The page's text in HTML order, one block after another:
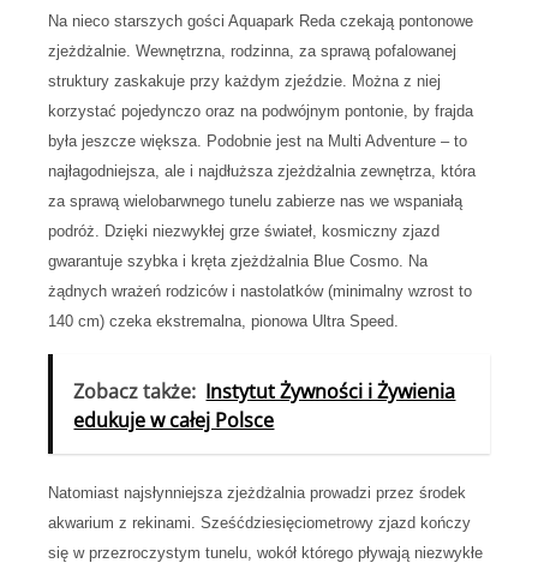
Na nieco starszych gości Aquapark Reda czekają pontonowe
zjeżdżalnie. Wewnętrzna, rodzinna, za sprawą pofalowanej
struktury zaskakuje przy każdym zjeździe. Można z niej
korzystać pojedynczo oraz na podwójnym pontonie, by frajda
była jeszcze większa. Podobnie jest na Multi Adventure – to
najłagodniejsza, ale i najdłuższa zjeżdżalnia zewnętrza, która
za sprawą wielobarwnego tunelu zabierze nas we wspaniałą
podróż. Dzięki niezwykłej grze świateł, kosmiczny zjazd
gwarantuje szybka i kręta zjeżdżalnia Blue Cosmo. Na
żądnych wrażeń rodziców i nastolatków (minimalny wzrost to
140 cm) czeka ekstremalna, pionowa Ultra Speed.
Zobacz także: Instytut Żywności i Żywienia
edukuje w całej Polsce
Natomiast najsłynniejsza zjeżdżalnia prowadzi przez środek
akwarium z rekinami. Sześćdziesięciometrowy zjazd kończy
się w przezroczystym tunelu, wokół którego pływają niezwykłe